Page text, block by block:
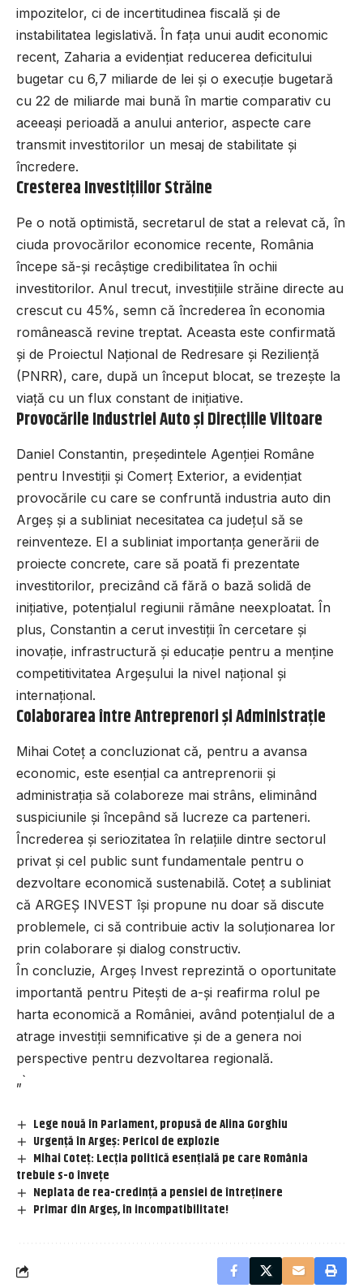
impozitelor, ci de incertitudinea fiscală și de
instabilitatea legislativă. În fața unui audit economic
recent, Zaharia a evidențiat reducerea deficitului
bugetar cu 6,7 miliarde de lei și o execuție bugetară
cu 22 de miliarde mai bună în martie comparativ cu
aceeași perioadă a anului anterior, aspecte care
transmit investitorilor un mesaj de stabilitate și
încredere.
Cresterea Investițiilor Străine
Pe o notă optimistă, secretarul de stat a relevat că, în
ciuda provocărilor economice recente, România
începe să-și recâștige credibilitatea în ochii
investitorilor. Anul trecut, investițiile străine directe au
crescut cu 45%, semn că încrederea în economia
românească revine treptat. Aceasta este confirmată
și de Proiectul Național de Redresare și Reziliență
(PNRR), care, după un început blocat, se trezește la
viață cu un flux constant de inițiative.
Provocările Industriei Auto și Direcțiile Viitoare
Daniel Constantin, președintele Agenției Române
pentru Investiții și Comerț Exterior, a evidențiat
provocările cu care se confruntă industria auto din
Argeș și a subliniat necesitatea ca județul să se
reinventeze. El a subliniat importanța generării de
proiecte concrete, care să poată fi prezentate
investitorilor, precizând că fără o bază solidă de
inițiative, potențialul regiunii rămâne neexploatat. În
plus, Constantin a cerut investiții în cercetare și
inovație, infrastructură și educație pentru a menține
competitivitatea Argeșului la nivel național și
internațional.
Colaborarea între Antreprenori și Administrație
Mihai Coteț a concluzionat că, pentru a avansa
economic, este esențial ca antreprenorii și
administrația să colaboreze mai strâns, eliminând
suspiciunile și începând să lucreze ca parteneri.
Încrederea și seriozitatea în relațiile dintre sectorul
privat și cel public sunt fundamentale pentru o
dezvoltare economică sustenabilă. Coteț a subliniat
că ARGEȘ INVEST își propune nu doar să discute
problemele, ci să contribuie activ la soluționarea lor
prin colaborare și dialog constructiv.
În concluzie, Argeș Invest reprezintă o oportunitate
importantă pentru Pitești de a-și reafirma rolul pe
harta economică a României, având potențialul de a
atrage investiții semnificative și de a genera noi
perspective pentru dezvoltarea regională.
„`
Lege nouă în Parlament, propusă de Alina Gorghiu
Urgență în Argeș: Pericol de explozie
Mihai Coteț: Lecția politică esențială pe care România
trebuie s-o învețe
Neplata de rea-credință a pensiei de întreținere
Primar din Argeș, în incompatibilitate!